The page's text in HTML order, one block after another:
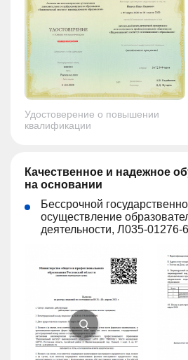
Удостоверение о повышении
квалификации
Качественное и надежное
на основании
Бессрочной
осуществление
деятельности, Л035-01276-